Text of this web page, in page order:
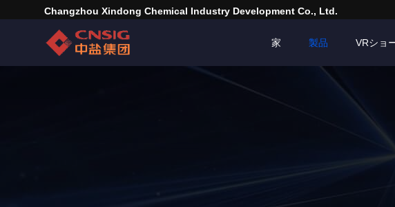
Changzhou Xindong Chemical Industry Development Co., Ltd.
家 製品 VRショ